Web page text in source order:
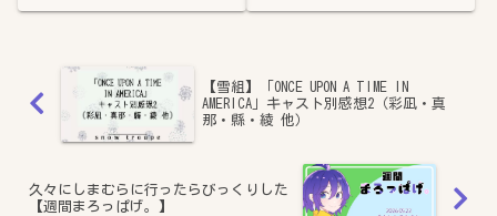
【雪組】「ONCE UPON A TIME IN
AMERICA」キャスト別感想2（彩凪・真
那・縣・綾 他）
久々にしまむらに行ったらびっくりした
【週間まろっぱげ。】